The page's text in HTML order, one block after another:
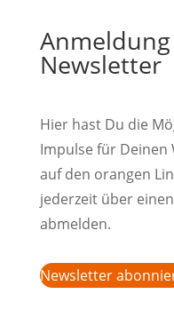
Newsletter
Hier hast Du die
Impulse für Deinen
auf den orangen
jederzeit über
abmelden.
Newsletter